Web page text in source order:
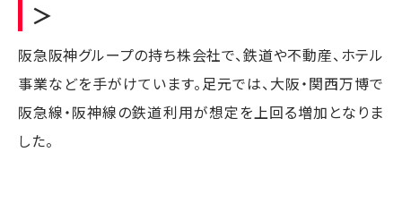
＞
阪急阪神グループの持ち株会社で、鉄道や不動産、ホテル
事業などを手がけています。足元では、大阪・関西万博で
阪急線・阪神線の鉄道利用が想定を上回る増加となりま
した。